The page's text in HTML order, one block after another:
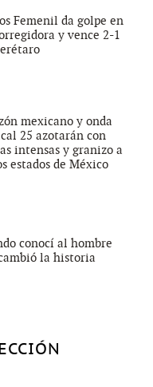
Femenil da golpe en
y vence 2-1
mexicano y onda
25 azotarán con
intensas y granizo a
estados de México
conocí al hombre
la historia